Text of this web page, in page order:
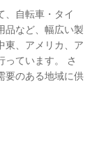
、自転車・タイ
品など、幅広い製
東、アメリカ、ア
っています。 さ
要のある地域に供